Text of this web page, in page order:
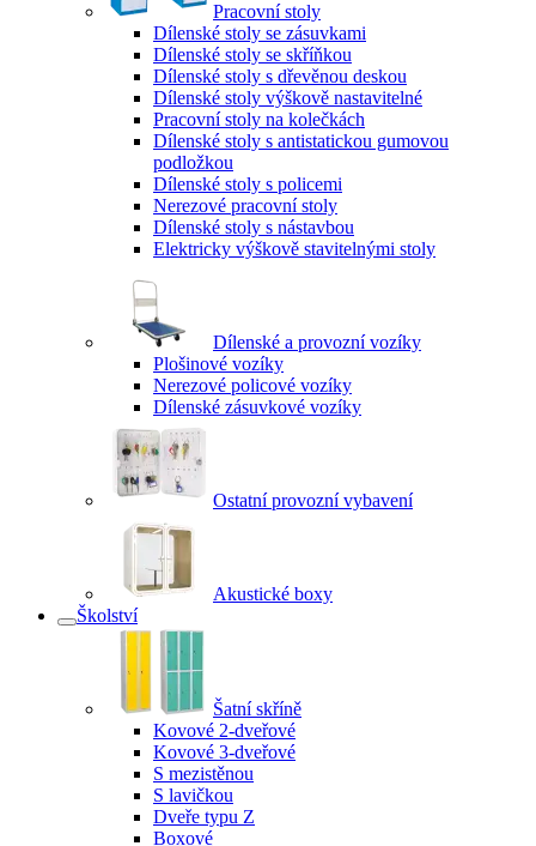
Pracovní stoly
Dílenské stoly se zásuvkami
Dílenské stoly se skříňkou
Dílenské stoly s dřevěnou deskou
Dílenské stoly výškově nastavitelné
Pracovní stoly na kolečkách
Dílenské stoly s antistatickou gumovou
podložkou
Dílenské stoly s policemi
Nerezové pracovní stoly
Dílenské stoly s nástavbou
Elektricky výškově stavitelnými stoly
Dílenské a provozní vozíky
Plošinové vozíky
Nerezové policové vozíky
Dílenské zásuvkové vozíky
Ostatní provozní vybavení
Akustické boxy
Školství
Šatní skříně
Kovové 2-dveřové
Kovové 3-dveřové
S mezistěnou
S lavičkou
Dveře typu Z
Boxové